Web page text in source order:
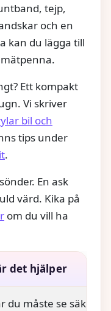
tejp,
och en
kan du lägga till
Ett kompakt
Vi skriver
bil och
tips under
.
En ask
värd. Kika på
om du vill ha
det hjälper
du måste se